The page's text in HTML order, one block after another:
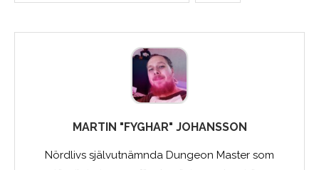
MARTIN "FYGHAR" JOHANSSON
Nördlivs självutnämnda Dungeon Master som